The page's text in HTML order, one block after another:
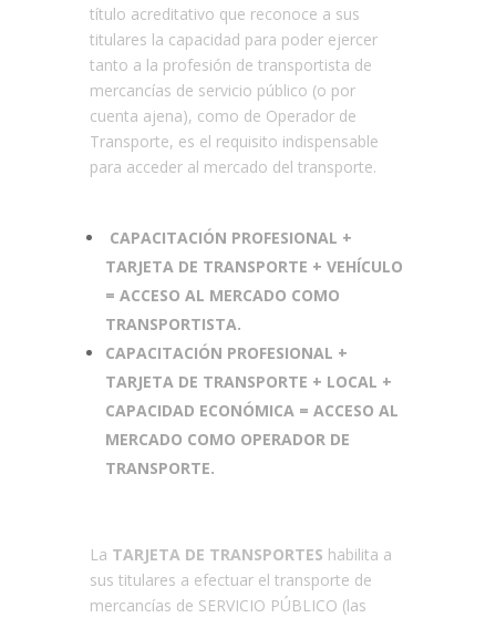
título acreditativo que reconoce a sus
titulares la capacidad para poder ejercer
tanto a la profesión de transportista de
mercancías de servicio público (o por
cuenta ajena), como de Operador de
Transporte, es el requisito indispensable
para acceder al mercado del transporte.
CAPACITACIÓN PROFESIONAL +
TARJETA DE TRANSPORTE + VEHÍCULO
= ACCESO AL MERCADO COMO
TRANSPORTISTA.
CAPACITACIÓN PROFESIONAL +
TARJETA DE TRANSPORTE + LOCAL +
CAPACIDAD ECONÓMICA = ACCESO AL
MERCADO COMO OPERADOR DE
TRANSPORTE.
La TARJETA DE TRANSPORTES habilita a
sus titulares a efectuar el transporte de
mercancías de SERVICIO PÚBLICO (las